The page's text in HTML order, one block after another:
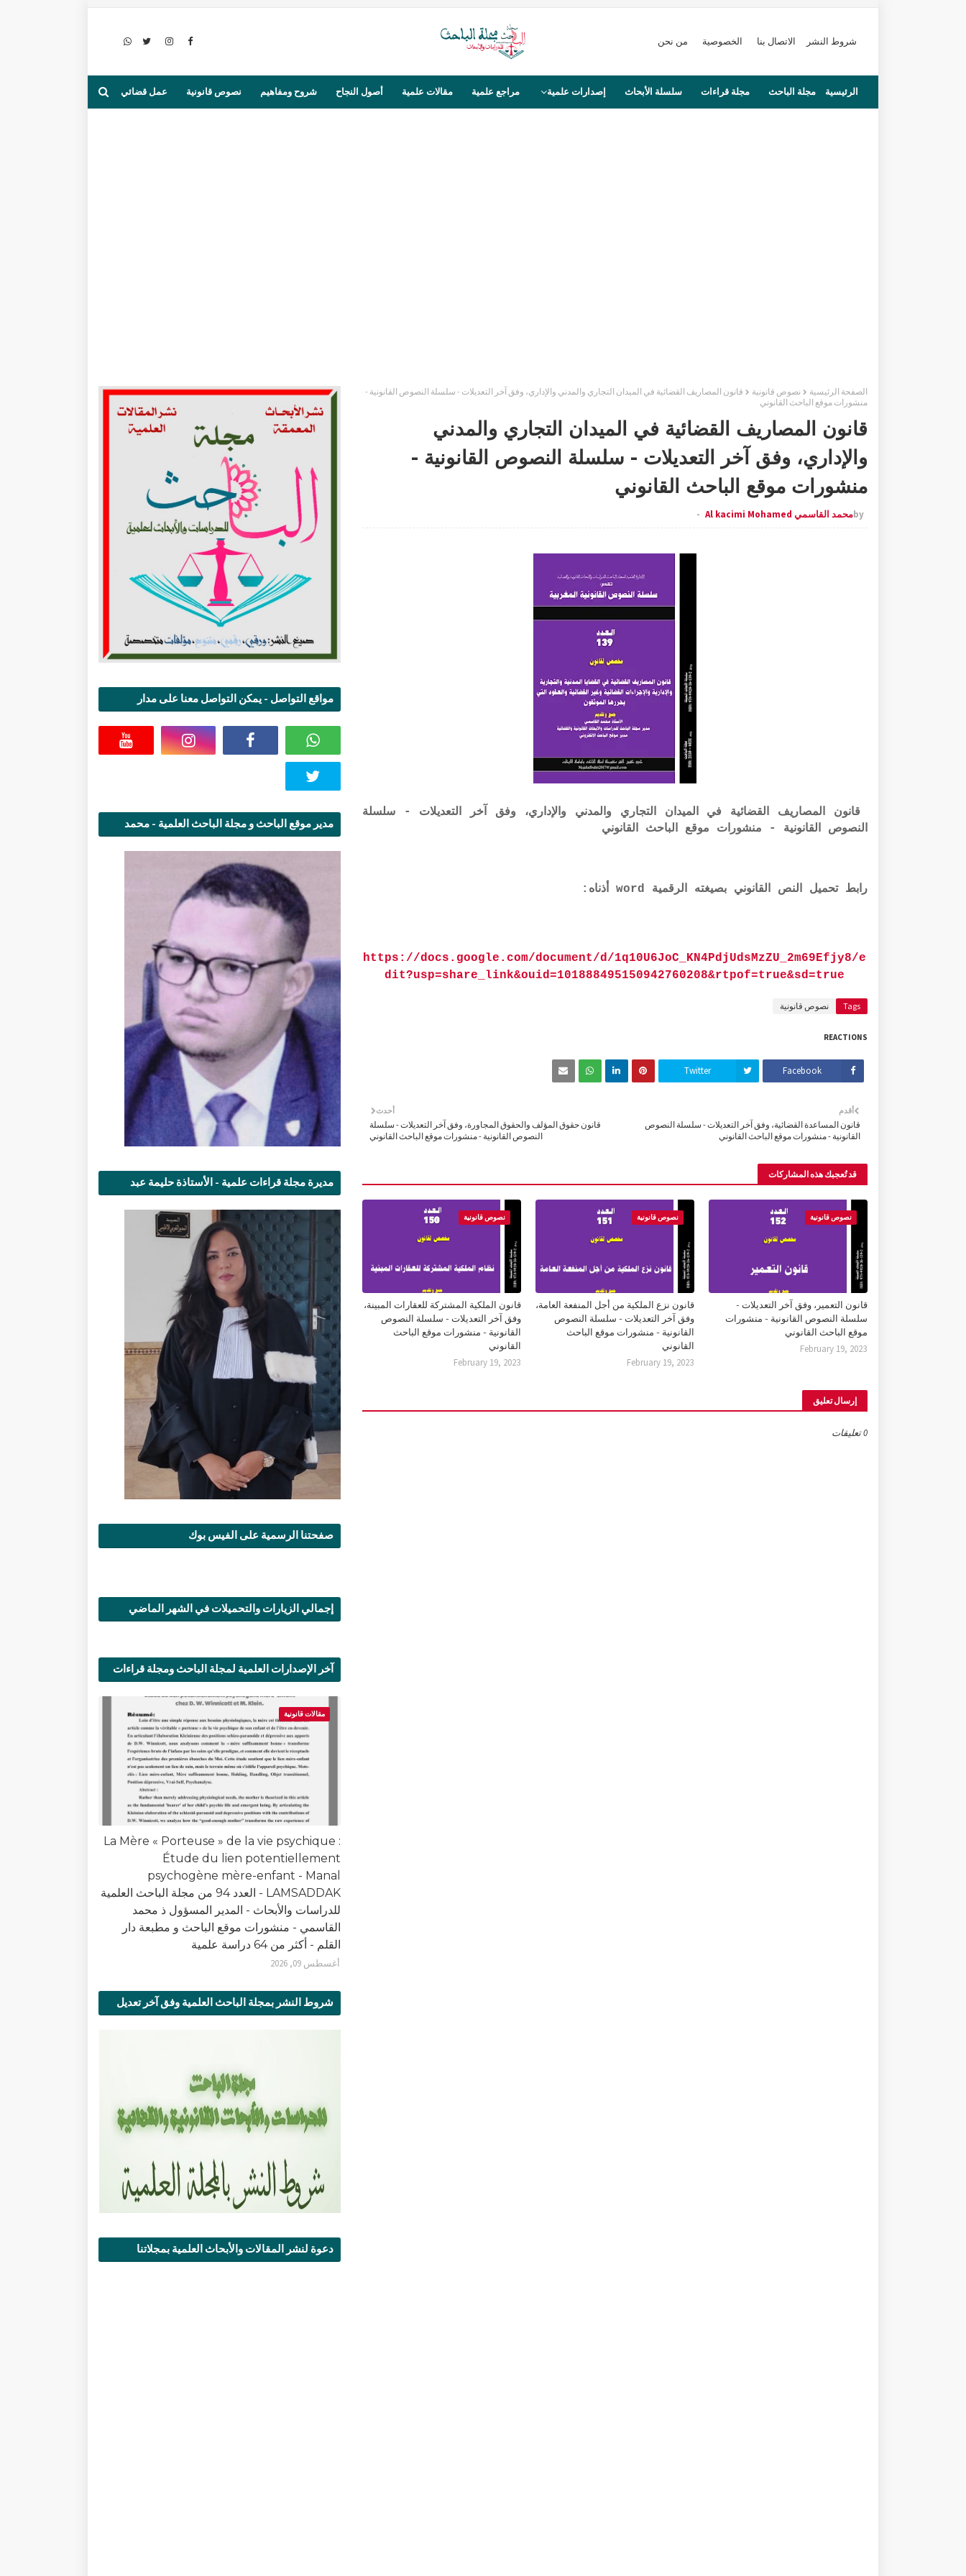
شروط النشر الاتصال بنا الخصوصية من نحن
الرئيسية مجلة الباحث مجلة قراءات سلسلة الأبحاث إصدارات علمية مراجع علمية مقالات علمية أصول النجاح شروح ومفاهيم نصوص قانونية عمل قضائي
الصفحة الرئيسية نصوص قانونية
قانون المصاريف القضائية في الميدان التجاري والمدني والإداري، وفق آخر التعديلات - سلسلة النصوص القانونية -
منشورات موقع الباحث القانوني
قانون المصاريف القضائية في الميدان التجاري والمدني
والإداري، وفق آخر التعديلات - سلسلة النصوص القانونية -
منشورات موقع الباحث القانوني
byمحمد القاسمي Al kacimi Mohamed
قانون المصاريف القضائية في الميدان التجاري والمدني والإداري، وفق آخر التعديلات - سلسلة
النصوص القانونية - منشورات موقع الباحث القانوني
رابط تحميل النص القانوني بصيغته الرقمية word أذناه:
https://docs.google.com/document/d/1q10U6JoC_KN4PdjUdsMzZU_2m69Efjy8/e
dit?usp=share_link&ouid=101888495150942760208&rtpof=true&sd=true
Tags نصوص قانونية
REACTIONS
Facebook
Twitter
أحدث
قانون حقوق المؤلف والحقوق المجاورة، وفق آخر التعديلات - سلسلة
النصوص القانونية - منشورات موقع الباحث القانوني
أقدم
قانون المساعدة القضائية، وفق آخر التعديلات - سلسلة النصوص
القانونية - منشورات موقع الباحث القانوني
قد تُعجبك هذه المشاركات
نصوص قانونية
قانون التعمير، وفق آخر التعديلات -
سلسلة النصوص القانونية - منشورات
موقع الباحث القانوني
February 19, 2023
نصوص قانونية
قانون نزع الملكية من أجل المنفعة العامة،
وفق آخر التعديلات - سلسلة النصوص
القانونية - منشورات موقع الباحث
القانوني
February 19, 2023
نصوص قانونية
قانون الملكية المشتركة للعقارات المبينة،
وفق آخر التعديلات - سلسلة النصوص
القانونية - منشورات موقع الباحث
القانوني
February 19, 2023
إرسال تعليق
0 تعليقات
مواقع التواصل - يمكن التواصل معنا على مدار
مدير موقع الباحث و مجلة الباحث العلمية - محمد
مديرة مجلة قراءات علمية - الأستاذة حليمة عبد
صفحتنا الرسمية على الفيس بوك
إجمالي الزيارات والتحميلات في الشهر الماضي
آخر الإصدارات العلمية لمجلة الباحث ومجلة قراءات
مقالات قانونية
La Mère « Porteuse » de la vie psychique :
Étude du lien potentiellement
psychogène mère-enfant - Manal
LAMSADDAK - العدد 94 من مجلة الباحث العلمية
للدراسات والأبحاث - المدير المسؤول ذ محمد
القاسمي - منشورات موقع الباحث و مطبعة دار
القلم - أكثر من 64 دراسة علمية
أغسطس 09, 2026
شروط النشر بمجلة الباحث العلمية وفق آخر تعديل
دعوة لنشر المقالات والأبحاث العلمية بمجلاتنا